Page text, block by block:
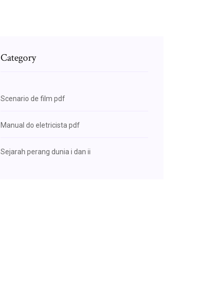
Category
Scenario de film pdf
Manual do eletricista pdf
Sejarah perang dunia i dan ii